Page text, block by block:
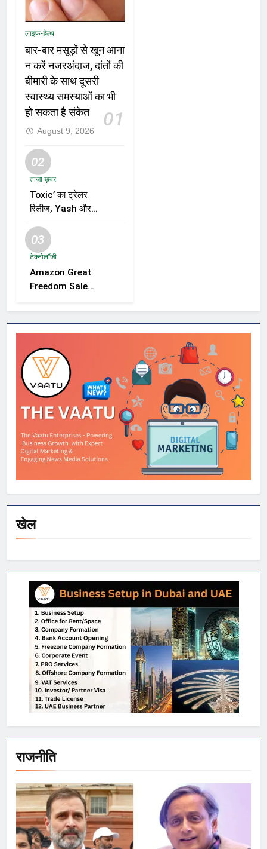
लाइफ-हेल्थ
बार-बार मसूड़ों से खून आना
न करें नजरअंदाज, दांतों की
बीमारी के साथ दूसरी
स्वास्थ्य समस्याओं का भी
हो सकता है संकेत
01
August 9, 2026
02
ताज़ा ख़बर
Toxic’ का ट्रेलर
रिलीज, Yash और
जोड़ी ने मचाई हलचल,
फिल्म को लेकर बढ़ी
03
टेक्नोलॉजी
Amazon Great
Freedom Sale
OnePlus और
Xiaomi समेत कई
डिस्काउंट
खेल
राजनीति